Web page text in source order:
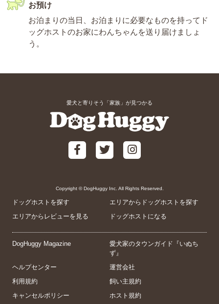
お預け
お泊まりの当日、お泊まりに必要なものを持ってド
ッグホストのお家にわんちゃんを送り届けましょ
う。
愛犬と寄りそう「家族」が見つかる
Copyright © DogHuggy Inc. All Rights Reserved.
ドッグホストを探す
エリアからドッグホストを探す
エリアからレビューを見る
ドッグホストになる
DogHuggy Magazine
愛犬家のタウンガイド『いぬち
ず』
ヘルプセンター
運営会社
利用規約
飼い主規約
キャンセルポリシー
ホスト規約